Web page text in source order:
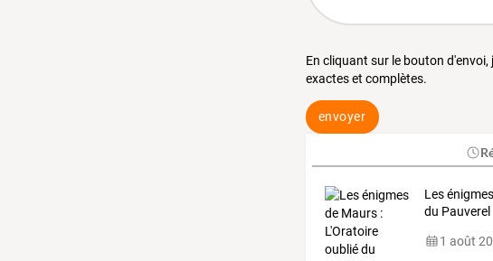
En cliquant sur le bouton
exactes et complètes.
envoyer
Les
du Pauverel
1 août